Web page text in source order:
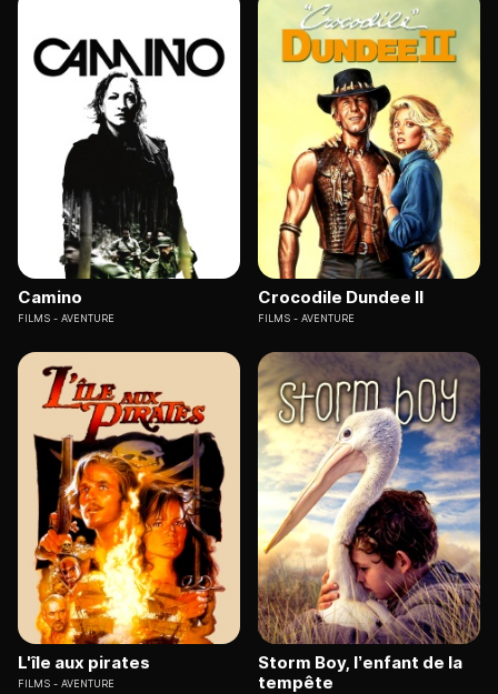
Camino
FILMS AVENTURE
Crocodile Dundee II
FILMS AVENTURE
L'île aux pirates
FILMS AVENTURE
Storm Boy, l’enfant de la
tempête